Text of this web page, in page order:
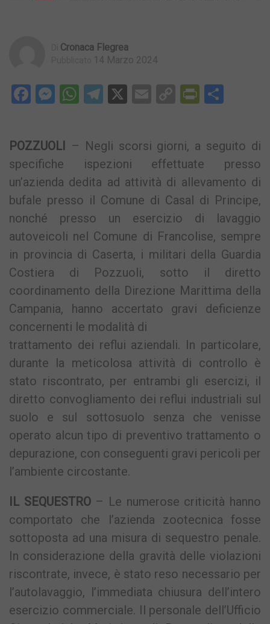
Cronaca Flegrea
14 Marzo 2024
Facebook
Messenger
WhatsApp
Telegram
X EmailCopy
POZZUOLI
– Negli scorsi giorni, a seguito di
specifiche ispezioni effettuate presso
un’azienda dedita ad attività di allevamento di
bufale presso il Comune di Casal di Principe,
nonché presso un esercizio di lavaggio
autoveicoli nel Comune di Francolise, sempre
in provincia di Caserta, i militari della Guardia
Costiera di Pozzuoli, sotto il diretto
coordinamento della Direzione Marittima della
Campania, hanno accertato gravi deficienze
concernenti le modalità di
trattamento dei reflui aziendali. In particolare,
durante la meticolosa attività di controllo è
stato riscontrato, per entrambi gli esercizi, il
diretto convogliamento dei reflui industriali sul
suolo e sul sottosuolo senza che venisse
operato alcun tipo di preventivo trattamento o
depurazione, con conseguenti gravi pericoli per
l’ambiente circostante.
IL SEQUESTRO– Le numerose criticità hanno
comportato che l’azienda zootecnica fosse
sottoposta ad una misura di sequestro penale.
In considerazione della gravità delle violazioni
riscontrate, invece, è stato reso necessario per
l’autolavaggio, l’immediata chiusura dell’intero
esercizio commerciale. Il personale dell’Ufficio